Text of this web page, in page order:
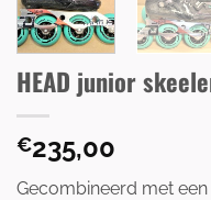
HEAD junior
€235,00
Gecombineerd met